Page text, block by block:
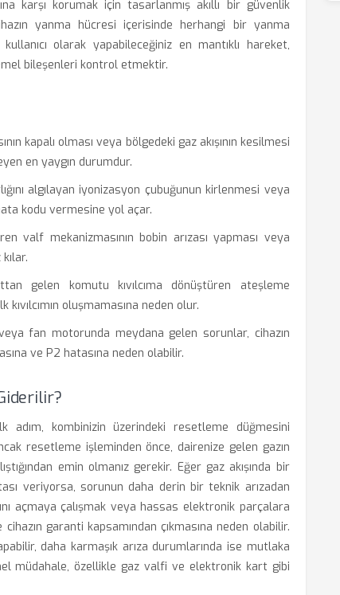
karşı korumak için tasarlanmış akıllı bir güvenlik
yanma hücresi içerisinde herhangi bir yanma
olarak yapabileceğiniz en mantıklı hareket,
bileşenleri kontrol etmektir.
kapalı olması veya bölgedeki gaz akışının kesilmesi
en yaygın durumdur.
algılayan iyonizasyon çubuğunun kirlenmesi veya
kodu vermesine yol açar.
valf mekanizmasının bobin arızası yapması veya
gelen komutu kıvılcıma dönüştüren ateşleme
oluşmamasına neden olur.
fan motorunda meydana gelen sorunlar, cihazın
ve P2 hatasına neden olabilir.
adım, kombinizin üzerindeki resetleme düğmesini
resetleme işleminden önce, dairenize gelen gazın
emin olmanız gerekir. Eğer gaz akışında bir
veriyorsa, sorunun daha derin bir teknik arızadan
açmaya çalışmak veya hassas elektronik parçalara
garanti kapsamından çıkmasına neden olabilir.
daha karmaşık arıza durumlarında ise mutlaka
müdahale, özellikle gaz valfi ve elektronik kart gibi